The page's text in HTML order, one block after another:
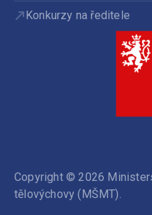
Konkurzy na ředitele
Copyright © 2026
tělovýchovy (MŠMT).